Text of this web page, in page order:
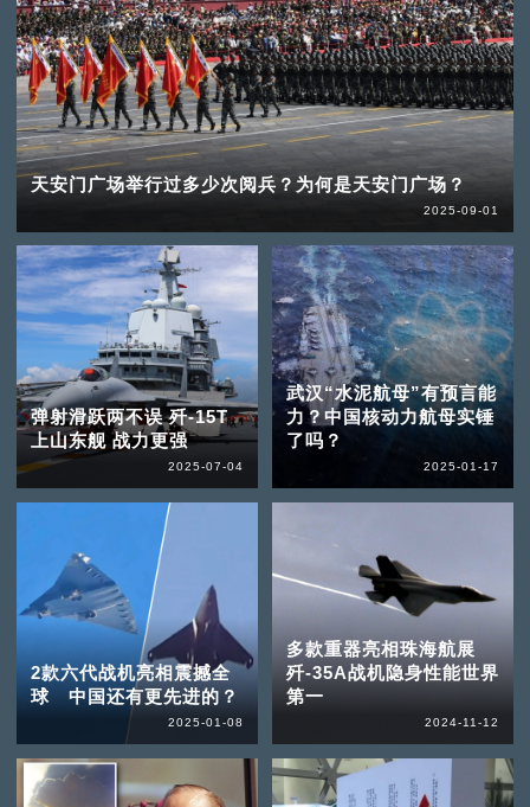
天安门广场举行过多少次阅兵？为何是天安门广场？
2025-09-01
弹射滑跃两不误 歼-15T
上山东舰 战力更强
2025-07-04
武汉“水泥航母”有预言能
力？中国核动力航母实锤
了吗？
2025-01-17
2款六代战机亮相震撼全
球 中国还有更先进的？
2025-01-08
多款重器亮相珠海航展
歼-35A战机隐身性能世界
第一
2024-11-12